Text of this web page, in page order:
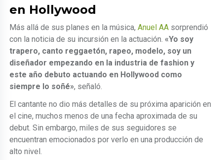
en Hollywood
Más allá de sus planes en la música,Anuel AA sorprendió
con la noticia de su incursión en la actuación.«Yo soy
trapero, canto reggaetón, rapeo, modelo, soy un
diseñador empezando en la industria de fashion y
este año debuto actuando en Hollywood como
siempre lo soñé», señaló.
El cantante no dio más detalles de su próxima aparición en
el cine, muchos menos de una fecha aproximada de su
debut. Sin embargo, miles de sus seguidores se
encuentran emocionados por verlo en una producción de
alto nivel.